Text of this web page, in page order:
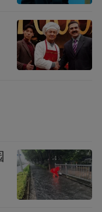
战伟掌掴济源
委会办公室主
娟在帖子中还
病。她作为翟
熬，因此实名公